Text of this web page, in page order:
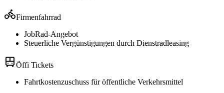
Firmenfahrrad
JobRad-Angebot
Steuerliche Vergünstigungen durch Dienstradleasing
Öffi Tickets
Fahrtkostenzuschuss für öffentliche Verkehrsmittel